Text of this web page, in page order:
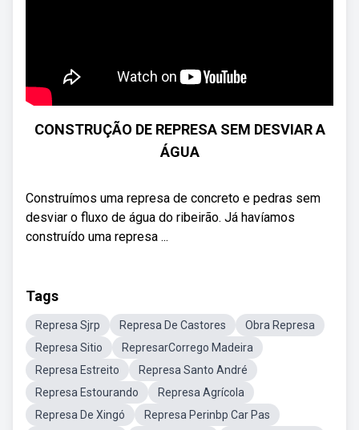
CONSTRUÇÃO DE REPRESA SEM DESVIAR A
ÁGUA
Construímos uma represa de concreto e pedras sem
desviar o fluxo de água do ribeirão. Já havíamos
construído uma represa ...
Tags
Represa Sjrp Represa De Castores
Obra Represa
Represa Sitio
RepresarCorrego Madeira
Represa Estreito
Represa Santo André
Represa Estourando
Represa Agrícola
Represa De Xingó
Represa Perinbp Car Pas